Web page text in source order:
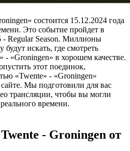
состоится 15.12.2024 года
Это событие пройдет в
- Regular Season. Миллионы
искать, где смотреть
- «Groningen» в хорошем качестве.
этот поединок,
«Twente» - «Groningen»
Мы подготовили для вас
трансляции, чтобы вы могли
времени.
- Groningen от